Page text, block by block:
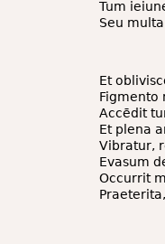
Tum
Seu
Et
Figmento
Accēdit
Et plena
Vibratur,
Evasum
Occurrit